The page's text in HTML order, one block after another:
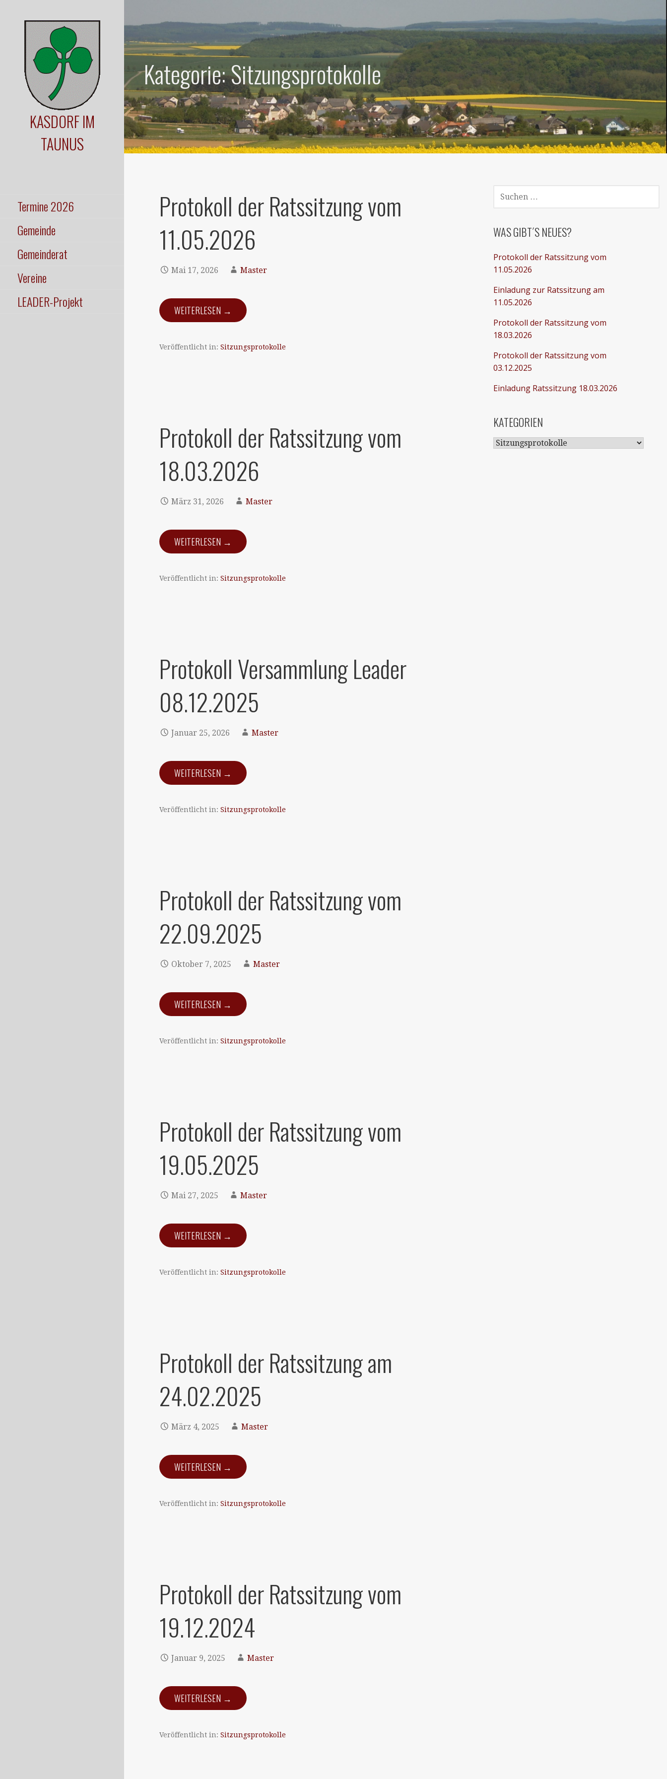
springen
KASDORF IM
TAUNUS
Termine 2026
Gemeinde
Gemeinderat
Vereine
LEADER-Projekt
Kategorie: Sitzungsprotokolle
Protokoll der Ratssitzung vom
11.05.2026
Mai 17, 2026 Master
WEITERLESEN →
Veröffentlicht in: Sitzungsprotokolle
Protokoll der Ratssitzung vom
18.03.2026
März 31, 2026 Master
WEITERLESEN →
Veröffentlicht in: Sitzungsprotokolle
Protokoll Versammlung Leader
08.12.2025
Januar 25, 2026 Master
WEITERLESEN →
Veröffentlicht in: Sitzungsprotokolle
Protokoll der Ratssitzung vom
22.09.2025
Oktober 7, 2025 Master
WEITERLESEN →
Veröffentlicht in: Sitzungsprotokolle
Protokoll der Ratssitzung vom
19.05.2025
Mai 27, 2025 Master
WEITERLESEN →
Veröffentlicht in: Sitzungsprotokolle
Protokoll der Ratssitzung am
24.02.2025
März 4, 2025 Master
WEITERLESEN →
Veröffentlicht in: Sitzungsprotokolle
Protokoll der Ratssitzung vom
19.12.2024
Januar 9, 2025 Master
WEITERLESEN →
Veröffentlicht in: Sitzungsprotokolle
SUCHEN
NACH:
WAS GIBT´S NEUES?
Protokoll der Ratssitzung vom
11.05.2026
Einladung zur Ratssitzung am
11.05.2026
Protokoll der Ratssitzung vom
18.03.2026
Protokoll der Ratssitzung vom
03.12.2025
Einladung Ratssitzung 18.03.2026
KATEGORIEN
KATEGORIEN